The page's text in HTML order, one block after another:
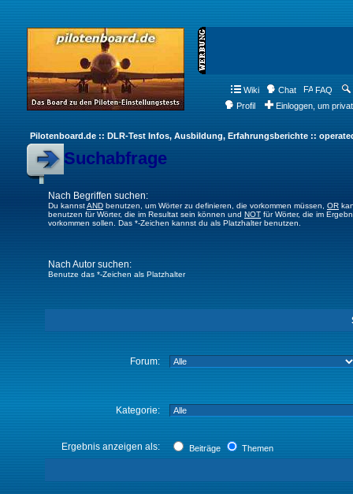
Wiki Chat FAQ
Profil
Einloggen, um
Pilotenboard.de :: DLR-Test Infos, Ausbildung, Erfahrungsberichte ::
Suchabfrage
Nach Begriffen suchen:
Du kannstAND benutzen, um Wörter zu definieren, die vorkommen müssen, OR
benutzen für Wörter, die im Resultat sein können und NOT für Wörter, die im
vorkommen sollen. Das *-Zeichen kannst du als Platzhalter benutzen.
Nach Autor suchen:
Benutze das *-Zeichen als Platzhalter
Forum:
Kategorie:
Ergebnis anzeigen als: Beiträge Themen